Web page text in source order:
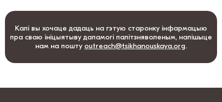
Калі вы хочаце дадаць на гэтую старонку інфармацыю
пра сваю ініцыятыву дапамогі палітзняволеным, напішыце
нам на пошту outreach@tsikhanouskaya.org.